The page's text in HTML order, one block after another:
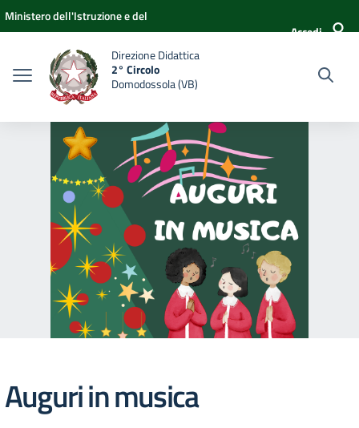
Vai ai contenuti
Vai al menu di navigazione
Vai al footer
Ministero dell'Istruzione e del
Accedi
Direzione Didattica
2° Circolo
Domodossola (VB)
Auguri in musica